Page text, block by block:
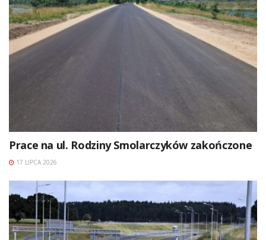
Prace na ul. Rodziny Smolarczyków zakończone
17 LIPCA 2026